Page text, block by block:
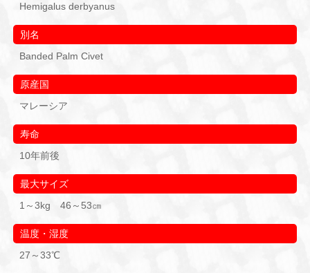
Hemigalus derbyanus
別名
Banded Palm Civet
原産国
マレーシア
寿命
10年前後
最大サイズ
1～3kg 46～53㎝
温度・湿度
27～33℃